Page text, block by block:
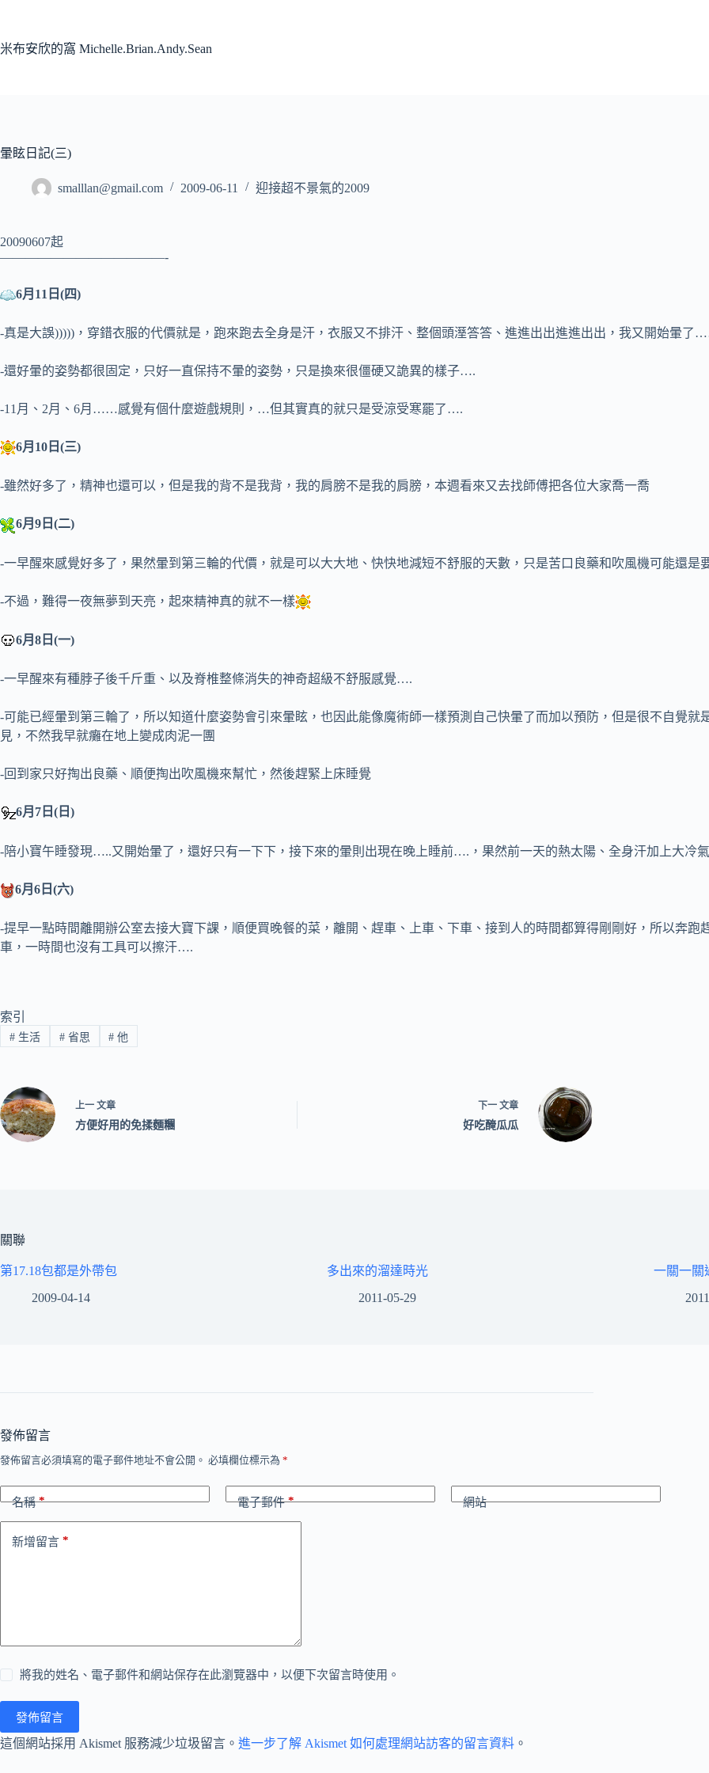
主
米布安欣的窩 Michelle.Brian.Andy.Sean
暈眩日記(三)
smalllan@gmail.com 2009-06-11 迎接超不景氣的2009
20090607起
—————————————-
6月11日(四)
-真是大誤)))))，穿錯衣服的代價就是，跑來跑去全身是汗，衣服又不排汗、整個頭溼答答、進進出出進進出出，我又開始
-還好暈的姿勢都很固定，只好一直保持不暈的姿勢，只是換來很僵硬又詭異的樣子….
-11月、2月、6月……感覺有個什麼遊戲規則，…但其實真的就只是受涼受寒罷了….
6月10日(三)
-雖然好多了，精神也還可以，但是我的背不是我背，我的肩膀不是我的肩膀，本週看來又去找師傅把各位大家喬一喬
6月9日(二)
-一早醒來感覺好多了，果然暈到第三輪的代價，就是可以大大地、快快地減短不舒服的天數，只是苦口良藥和吹風機可能還是
-不過，難得一夜無夢到天亮，起來精神真的就不一樣
6月8日(一)
-一早醒來有種脖子後千斤重、以及脊椎整條消失的神奇超級不舒服感覺….
-可能已經暈到第三輪了，所以知道什麼姿勢會引來暈眩，也因此能像魔術師一樣預測自己快暈了而加以預防，但是很不自
見，不然我早就癱在地上變成肉泥一團
-回到家只好掏出良藥、順便掏出吹風機來幫忙，然後趕緊上床睡覺
6月7日(日)
-陪小寶午睡發現…..又開始暈了，還好只有一下下，接下來的暈則出現在晚上睡前….，果然前一天的熱太陽、全身汗加上大冷
6月6日(六)
-提早一點時間離開辦公室去接大寶下課，順便買晚餐的菜，離開、趕車、上車、下車、接到人的時間都算得剛剛好，所以奔
車，一時間也沒有工具可以擦汗….
索引
#生活 #省思 # 他
上一 文章
方便好用的免揉麵糰
下一 文章
好吃醃瓜瓜
關聯
第17.18包都是外帶包
2009-04-14
多出來的溜達時光
2011-05-29
一關一關
發佈留言
發佈留言必須填寫的電子郵件地址不會公開。 必填欄位標示為 *
名稱* 電子郵件* 網站
新增留言 *
將我的姓名、電子郵件和網站保存在此瀏覽器中，以便下次留言時使用。
發佈留言
這個網站採用 Akismet 服務減少垃圾留言。 進一步了解 Akismet 如何處理網站訪客的留言資料 。